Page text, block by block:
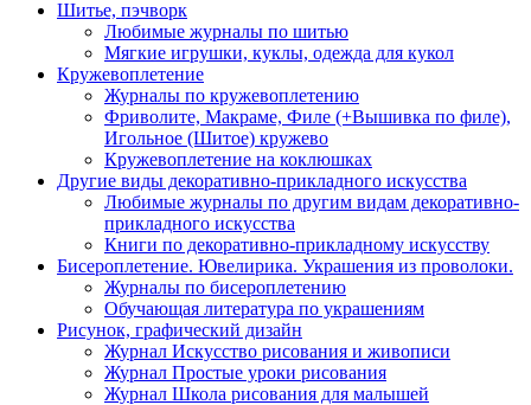
Шитье, пэчворк
Любимые журналы по шитью
Мягкие игрушки, куклы, одежда для кукол
Кружевоплетение
Журналы по кружевоплетению
Фриволите, Макраме, Филе (+Вышивка по филе),
Игольное (Шитое) кружево
Кружевоплетение на коклюшках
Другие виды декоративно-прикладного искусства
Любимые журналы по другим видам декоративно-
прикладного искусства
Книги по декоративно-прикладному искусству
Бисероплетение. Ювелирика. Украшения из проволоки.
Журналы по бисероплетению
Обучающая литература по украшениям
Рисунок, графический дизайн
Журнал Искусство рисования и живописи
Журнал Простые уроки рисования
Журнал Школа рисования для малышей